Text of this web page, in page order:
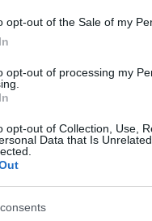
opt-out of the Sale of my
opt-out of processing my
opt-out of Collection, Use,
Data that Is
diverse. Una
universalista.
Stael, con
con la tradizione,
delle istituzioni
degli individui. Il
dire mercatista
ostile al ramo
è il fatto che, per
politica: lo Stato